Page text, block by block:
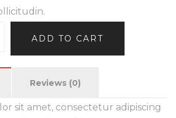
ADD TO CART
Reviews (0)
sit amet, consectetur adipiscing